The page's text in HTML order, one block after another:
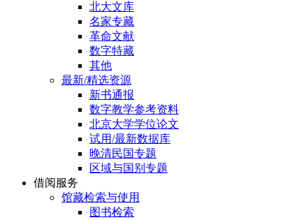
北大文库
名家专藏
革命文献
数字特藏
其他
最新/精选资源
新书通报
数字教学参考资料
北京大学学位论文
试用/最新数据库
晚清民国专题
区域与国别专题
借阅服务
馆藏检索与使用
图书检索